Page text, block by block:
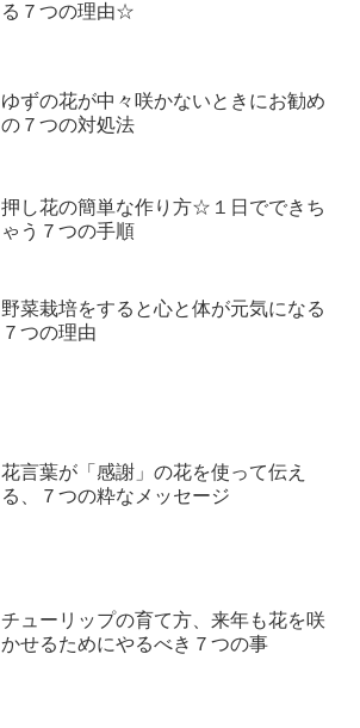
る７つの理由☆
ゆずの花が中々咲かないときにお勧め
の７つの対処法
押し花の簡単な作り方☆１日でできち
ゃう７つの手順
野菜栽培をすると心と体が元気になる
７つの理由
花言葉が「感謝」の花を使って伝え
る、７つの粋なメッセージ
チューリップの育て方、来年も花を咲
かせるためにやるべき７つの事